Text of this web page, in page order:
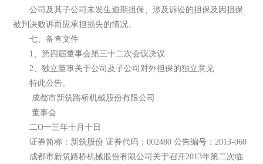
公司及其子公司未发生逾期担保、涉及诉讼的担保及因担保
被判决败诉而应承担损失的情况。
七、备查文件
1、第四届董事会第三十二次会议决议
2、独立董事关于公司及子公司对外担保的独立意见
特此公告。
成都市新筑路桥机械股份有限公司
董事会
二O一三年十月十日
证券简称：新筑股份 证券代码：002480 公告编号：2013-060
成都市新筑路桥机械股份有限公司关于召开2013年第二次临